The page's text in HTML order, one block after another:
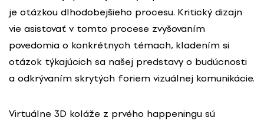
je otázkou dlhodobejšieho procesu. Kritický dizajn
vie asistovať v tomto procese zvyšovaním
povedomia o konkrétnych témach, kladením si
otázok týkajúcich sa našej predstavy o budúcnosti
a odkrývaním skrytých foriem vizuálnej komunikácie.
Virtuálne 3D koláže z prvého happeningu sú